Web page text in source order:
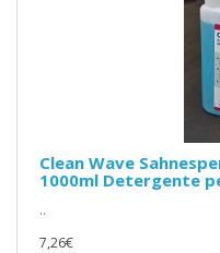
Clean Wave
1000ml Detergente
..
7,26€